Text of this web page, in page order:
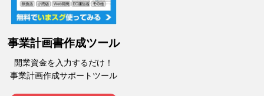
事業計画書作成ツール
開業資金を入力するだけ！
事業計画作成サポートツール